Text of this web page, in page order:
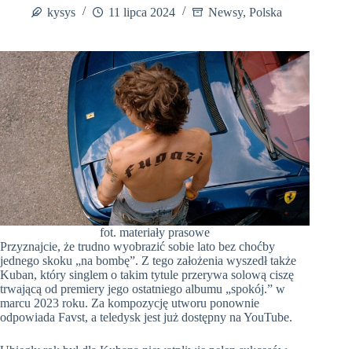
kysys 11 lipca 2024 Newsy, Polska
fot. materiały prasowe
Przyznajcie, że trudno wyobrazić sobie lato bez choćby
jednego skoku „na bombę”. Z tego założenia wyszedł także
Kuban, który singlem o takim tytule przerywa solową ciszę
trwającą od premiery jego ostatniego albumu „spokój.” w
marcu 2023 roku. Za kompozycję utworu ponownie
odpowiada Favst, a teledysk jest już dostępny na YouTube.